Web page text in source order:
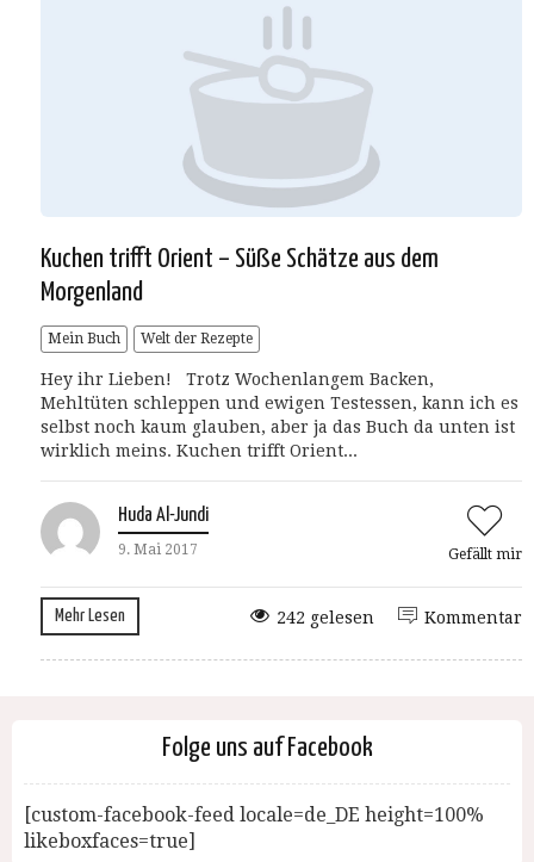
Kuchen trifft Orient – Süße Schätze aus dem
Morgenland
Mein Buch Welt der Rezepte
Hey ihr Lieben! Trotz Wochenlangem Backen,
Mehltüten schleppen und ewigen Testessen, kann ich es
selbst noch kaum glauben, aber ja das Buch da unten ist
wirklich meins. Kuchen trifft Orient...
Huda Al-Jundi
9. Mai 2017 Gefällt mir
Mehr Lesen Kommentar
242 gelesen
Folge uns auf Facebook
[custom-facebook-feed locale=de_DE height=100%
likeboxfaces=true]